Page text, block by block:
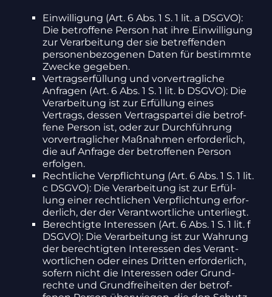
Einwil­li­gung (Art. 6 Abs. 1 S. 1 lit. a DSGVO):
Die betrof­fene Person hat ihre Einwil­li­gung
zur Verar­bei­tung der sie betref­fenden
perso­nen­be­zo­genen Daten für bestimmte
Zwecke gegeben.
Vertrags­er­fül­lung und vorver­trag­liche
Anfragen (Art. 6 Abs. 1 S. 1 lit. b DSGVO): Die
Verar­bei­tung ist zur Erfül­lung eines
Vertrags, dessen Vertrags­partei die betrof­
fene Person ist, oder zur Durch­füh­rung
vorver­trag­li­cher Maßnahmen erfor­der­lich,
die auf Anfrage der betrof­fenen Person
erfolgen.
Recht­liche Verpflich­tung (Art. 6 Abs. 1 S. 1 lit.
c DSGVO): Die Verar­bei­tung ist zur Erfül­
lung einer recht­li­chen Verpflich­tung erfor­
der­lich, der der Verant­wort­liche unter­liegt.
Berech­tigte Inter­essen (Art. 6 Abs. 1 S. 1 lit. f
DSGVO): Die Verar­bei­tung ist zur Wahrung
der berech­tigten Inter­essen des Verant­
wort­li­chen oder eines Dritten erfor­der­lich,
sofern nicht die Inter­essen oder Grund­
rechte und Grund­frei­heiten der betrof­